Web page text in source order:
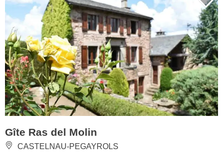
Gîte Ras del Molin
CASTELNAU-PEGAYROLS